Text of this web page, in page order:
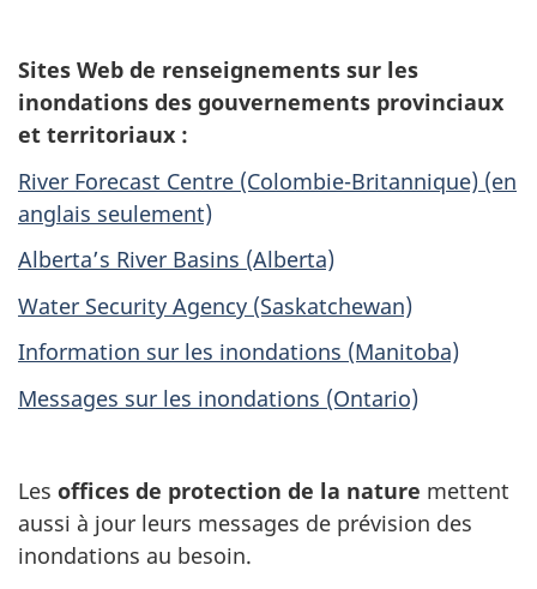
Sites Web de renseignements sur les
inondations des gouvernements provinciaux
et territoriaux :
River Forecast Centre (Colombie-Britannique) (en
anglais seulement)
Alberta’s River Basins (Alberta)
Water Security Agency (Saskatchewan)
Information sur les inondations (Manitoba)
Messages sur les inondations (Ontario)
Les offices de protection de la nature mettent
aussi à jour leurs messages de prévision des
inondations au besoin.